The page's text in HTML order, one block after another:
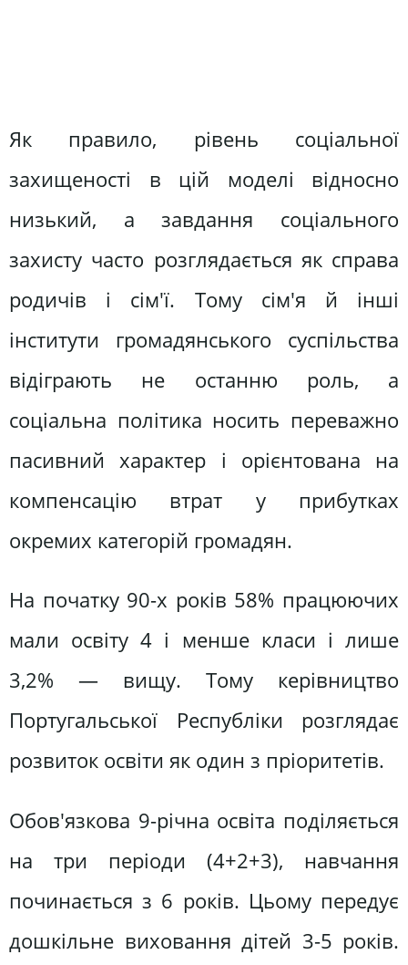
Як правило, рівень соціальної
захищеності в цій моделі відносно
низький, а завдання соціального
захисту часто розглядається як справа
родичів і сім'ї. Тому сім'я й інші
інститути громадянського суспільства
відіграють не останню роль, а
соціальна політика носить переважно
пасивний характер і орієнтована на
компенсацію втрат у прибутках
окремих категорій громадян.
На початку 90-х років 58% працюючих
мали освіту 4 і менше класи і лише
3,2% — вищу. Тому керівництво
Португальської Республіки розглядає
розвиток освіти як один з пріоритетів.
Обов'язкова 9-річна освіта поділяється
на три періоди (4+2+3), навчання
починається з 6 років. Цьому передує
дошкільне виховання дітей 3-5 років.